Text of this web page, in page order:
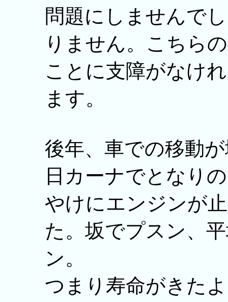
問題にしませんで
りません。こちら
ことに支障がなけ
ます。
後年、車での移動
日カーナでとなり
やけにエンジンが
た。坂でプスン、
ン。
つまり寿命がきた